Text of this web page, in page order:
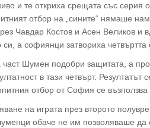
и те откриха срещата със серия
отбор на „сините“ нямаше
Чавдар Костов и Асен Великов
си, а софиянци затвориха
част Шумен подобри защитата, а
в тази четвърт.
отбор от София се
на играта през второто
обаче не им позволяваше да